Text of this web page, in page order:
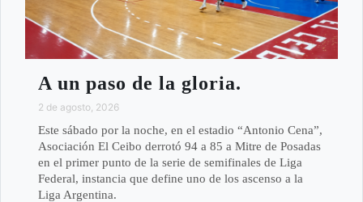
A un paso de la gloria.
2 de agosto, 2026
Este sábado por la noche, en el estadio “Antonio Cena”,
Asociación El Ceibo derrotó 94 a 85 a Mitre de Posadas
en el primer punto de la serie de semifinales de Liga
Federal, instancia que define uno de los ascenso a la
Liga Argentina.